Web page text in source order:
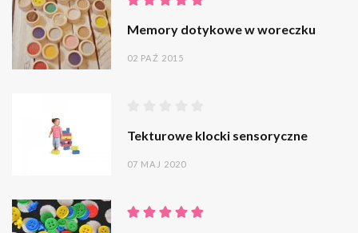
Memory dotykowe w woreczku
02 PAŹ 2015
Tekturowe klocki sensoryczne
07 MAJ 2020